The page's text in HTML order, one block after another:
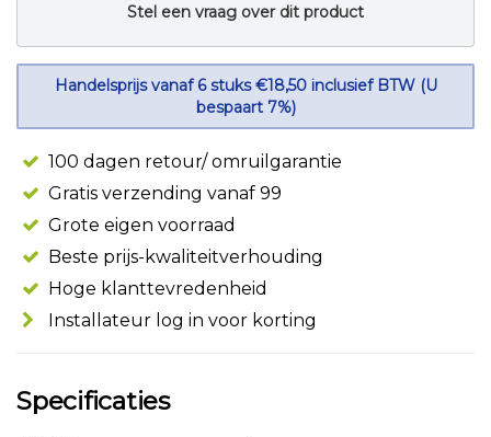
Stel een vraag over dit product
Handelsprijs vanaf 6 stuks €18,50 inclusief BTW (U
bespaart 7%)
100 dagen retour/ omruilgarantie
Gratis verzending vanaf 99
Grote eigen voorraad
Beste prijs-kwaliteitverhouding
Hoge klanttevredenheid
Installateur log in voor korting
Specificaties